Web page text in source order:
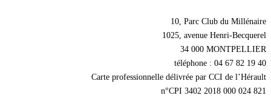
10, Parc Club du Millénaire
1025, avenue Henri-Becquerel
34 000 MONTPELLIER
téléphone : 04 67 82 19 40
Carte professionnelle délivrée par CCI de l’Hérault
n°CPI 3402 2018 000 024 821